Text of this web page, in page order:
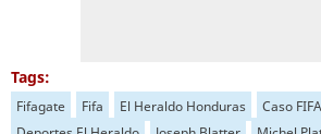
Tags:
Fifagate Fifa El Heraldo Honduras
Caso FIFA